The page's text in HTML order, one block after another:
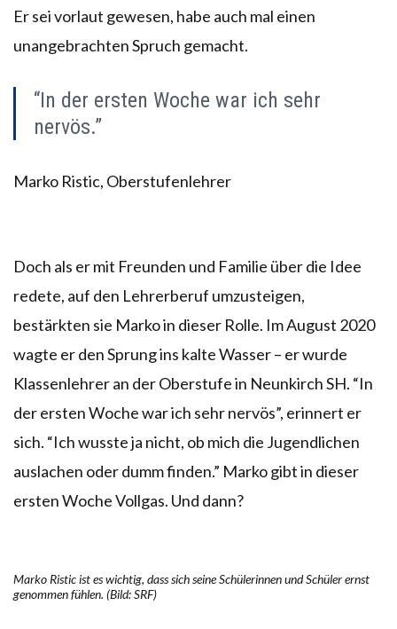
Er sei vorlaut gewesen, habe auch mal einen
unangebrachten Spruch gemacht.
“In der ersten Woche war ich sehr
nervös.”
Marko Ristic, Oberstufenlehrer
Doch als er mit Freunden und Familie über die Idee
redete, auf den Lehrerberuf umzusteigen,
bestärkten sie Marko in dieser Rolle. Im August 2020
wagte er den Sprung ins kalte Wasser – er wurde
Klassenlehrer an der Oberstufe in Neunkirch SH. “In
der ersten Woche war ich sehr nervös”, erinnert er
sich. “Ich wusste ja nicht, ob mich die Jugendlichen
auslachen oder dumm finden.” Marko gibt in dieser
ersten Woche Vollgas. Und dann?
Marko Ristic ist es wichtig, dass sich seine Schülerinnen und Schüler ernst
genommen fühlen. (Bild: SRF)